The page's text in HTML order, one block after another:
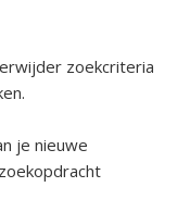
zoekcriteria
je nieuwe